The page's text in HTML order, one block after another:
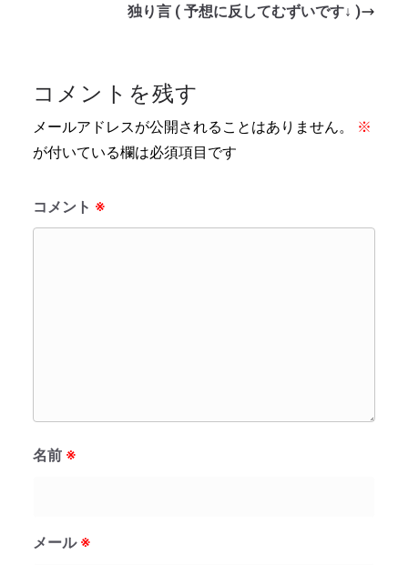
独り言 ( 予想に反してむずいです↓ )
コメントを残す
メールアドレスが公開されることはありません。
※
が付いている欄は必須項目です
コメント ※
名前 ※
メール ※